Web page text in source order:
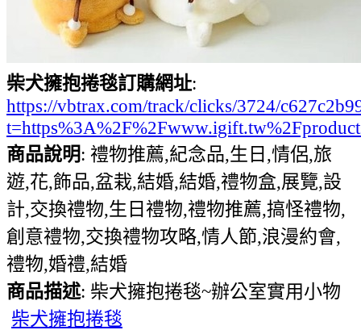
柴犬擁抱捲毯訂購網址:
https://vbtrax.com/track/clicks/3724/
商品說明: 禮物推薦,紀念品,生日,情侶,旅
遊,花,飾品,盆栽,結婚,結婚,禮物盒,展覽,設
計,交換禮物,生日禮物,禮物推薦,搞怪禮物,
創意禮物,交換禮物攻略,情人節,浪漫約會,
禮物,婚禮,結婚
商品描述: 柴犬擁抱捲毯~辦公室實用小物
柴犬擁抱捲毯